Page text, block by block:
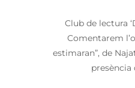
Club de lectura
Comentarem
estimaran”, de
presència